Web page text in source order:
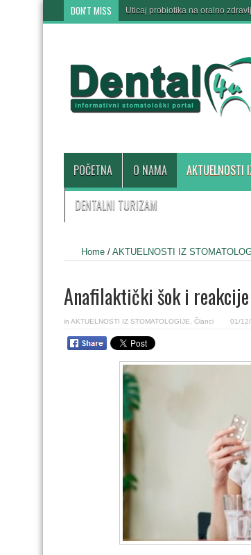
DON'T MISS Uticaj probiotika na oralno
POČETNA O NAMA AKTUELNOSTI
DENTALNI TURIZAM
Home / AKTUELNOSTI IZ
Anafilaktički šok i
in AKTUELNOSTI IZ STOMATOLOGIJE Članci 01/